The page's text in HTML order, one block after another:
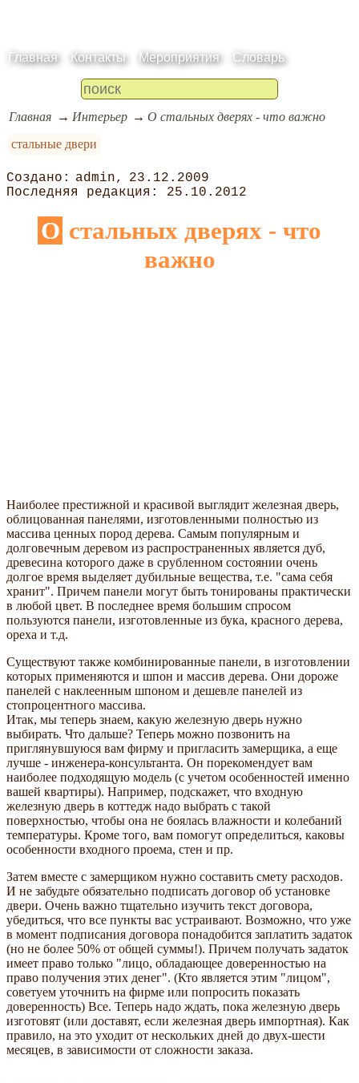
Главная Контакты Мероприятия Словарь
Главная Интерьер
О стальных дверях - что важно
стальные двери
admin
23.12.2009
25.10.2012
О стальных дверях - что
важно
Наиболее престижной и красивой выглядит железная дверь,
облицованная панелями, изготовленными полностью из
массива ценных пород дерева. Самым популярным и
долговечным деревом из распространенных является дуб,
древесина которого даже в срубленном состоянии очень
долгое время выделяет дубильные вещества, т.е. "сама себя
хранит". Причем панели могут быть тонированы практически
в любой цвет. В последнее время большим спросом
пользуются панели, изготовленные из бука, красного дерева,
ореха и т.д.
Существуют также комбинированные панели, в изготовлении
которых применяются и шпон и массив дерева. Они дороже
панелей с наклеенным шпоном и дешевле панелей из
стопроцентного массива.
Итак, мы теперь знаем, какую железную дверь нужно
выбирать. Что дальше? Теперь можно позвонить на
приглянувшуюся вам фирму и пригласить замерщика, а еще
лучше - инженера-консультанта. Он порекомендует вам
наиболее подходящую модель (с учетом особенностей именно
вашей квартиры). Например, подскажет, что входную
железную дверь в коттедж надо выбрать с такой
поверхностью, чтобы она не боялась влажности и колебаний
температуры. Кроме того, вам помогут определиться, каковы
особенности входного проема, стен и пр.
Затем вместе с замерщиком нужно составить смету расходов.
И не забудьте обязательно подписать договор об установке
двери. Очень важно тщательно изучить текст договора,
убедиться, что все пункты вас устраивают. Возможно, что уже
в момент подписания договора понадобится заплатить задаток
(но не более 50% от общей суммы!). Причем получать задаток
имеет право только "лицо, обладающее доверенностью на
право получения этих денег". (Кто является этим "лицом",
советуем уточнить на фирме или попросить показать
доверенность) Все. Теперь надо ждать, пока железную дверь
изготовят (или доставят, если железная дверь импортная). Как
правило, на это уходит от нескольких дней до двух-шести
месяцев, в зависимости от сложности заказа.